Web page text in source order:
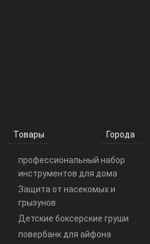
Товары Города
профессиональный набор
инструментов для дома
Защита от насекомых и
грызунов
Детские боксерские груши
повербанк для айфона